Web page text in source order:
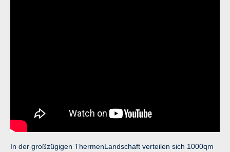
In der großzügigen ThermenLandschaft verteilen sich 1000qm